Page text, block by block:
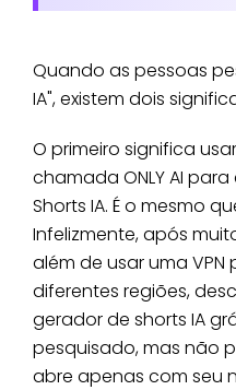
Quando as pessoas
IA", existem dois
O primeiro significa
chamada ONLY AI
Shorts IA. É o mesmo
Infelizmente, após
além de usar uma VPN
diferentes regiões,
gerador de shorts IA
pesquisado, mas não
abre apenas com seu